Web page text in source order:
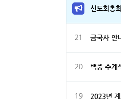
신도회총
21 금국사 안
20 백중 수계
19 2023년